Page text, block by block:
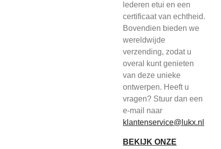
lederen etui en een
certificaat van echtheid.
Bovendien bieden we
wereldwijde
verzending, zodat u
overal kunt genieten
van deze unieke
ontwerpen. Heeft u
vragen? Stuur dan een
e-mail naar
klantenservice@lukx.nl
BEKIJK ONZE